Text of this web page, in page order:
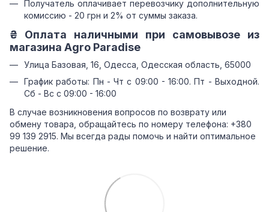
Получатель оплачивает перевозчику дополнительную
комиссию - 20 грн и 2% от суммы заказа.
₴ Оплата наличными при самовывозе из
магазина Agro Paradise
Улица Базовая, 16, Одесса, Одесская область, 65000
График работы: Пн - Чт с 09:00 - 16:00. Пт - Выходной.
Сб - Вс с 09:00 - 16:00
В случае возникновения вопросов по возврату или
обмену товара, обращайтесь по номеру телефона: +380
99 139 2915. Мы всегда рады помочь и найти оптимальное
решение.